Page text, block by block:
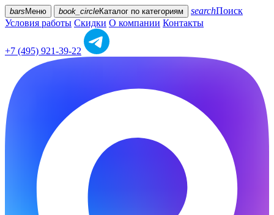
bars Меню book_circleКаталог по категориям searchПоиск
Условия работы Скидки О компании Контакты
+7 (495) 921-39-22